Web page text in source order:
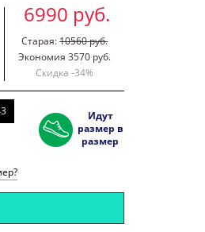
6990 руб.
Старая:10560 руб.
Экономия 3570 руб.
Скидка -34%
Идут
размер в
размер